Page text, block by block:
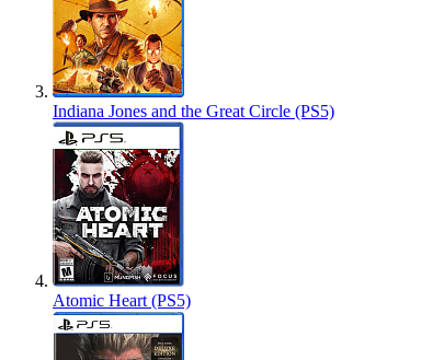
Indiana Jones and the Great Circle (PS5)
Atomic Heart (PS5)